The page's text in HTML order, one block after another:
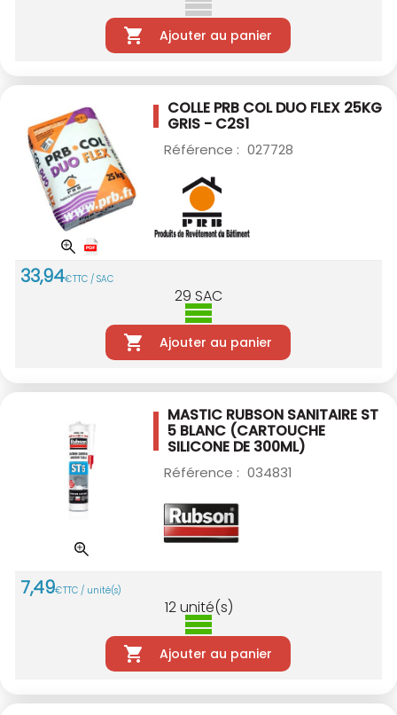
Ajouter au panier
COLLE PRB COL DUO FLEX 25KG
GRIS - C2S1
Référence : 027728
33,94€TTC / SAC
29 SAC
Ajouter au panier
MASTIC RUBSON SANITAIRE ST
5 BLANC (CARTOUCHE
SILICONE DE 300ML)
Référence : 034831
7,49€TTC / unité(s)
12unité(s)
Ajouter au panier